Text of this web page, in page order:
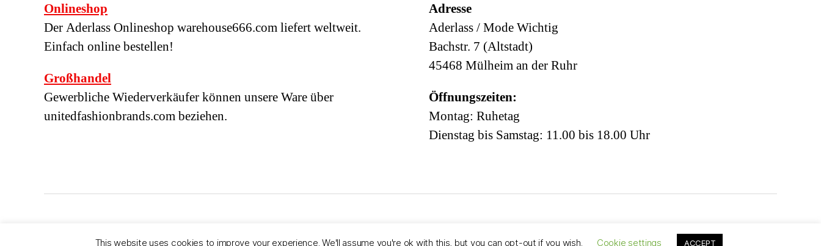
Onlineshop
Der Aderlass Onlineshop warehouse666.com liefert weltweit.
Einfach online bestellen!
Großhandel
Gewerbliche Wiederverkäufer können unsere Ware über
unitedfashionbrands.com beziehen.
Adresse
Aderlass / Mode Wichtig
Bachstr. 7 (Altstadt)
45468 Mülheim an der Ruhr
Öffnungszeiten:
Montag: Ruhetag
Dienstag bis Samstag: 11.00 bis 18.00 Uhr
This website uses cookies to improve your experience. We'll assume you're ok with this, but you can opt-out if you wish. Cookie settings ACCEPT